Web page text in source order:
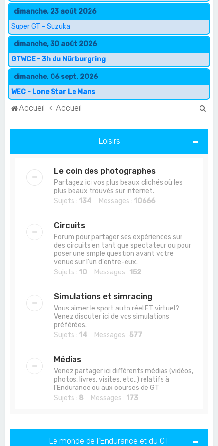
dimanche, 23 août 2026
Super GT - Suzuka
dimanche, 30 août 2026
GTWCE - 3h du Nürburgring
dimanche, 06 sept. 2026
WEC - Lone Star Le Mans
Accueil Accueil
Loisirs
Le coin des photographes
Partagez ici vos plus beaux clichés où les
plus beaux trouvés sur internet.
Sujets : 134 Messages : 10666
Circuits
Forum pour partager ses expériences sur
des circuits en tant que spectateur ou pour
poser une smple question avant votre
venue sur l'un d'entre-eux.
Sujets : 10 Messages : 152
Simulations et simracing
Vous aimer le sport auto réel ET virtuel?
Venez discuter ici de vos simulations
préférées.
Sujets : 14 Messages : 577
Médias
Venez partager ici différents médias (vidéos,
photos, livres, visites, etc..) relatifs à
l'Endurance ou aux courses de GT
Sujets : 8 Messages : 173
Le monde de l'Endurance et du GT